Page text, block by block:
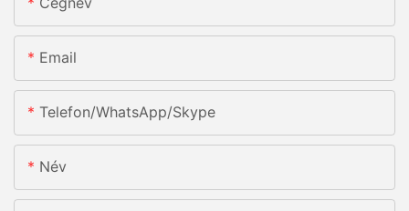
Email
Telefon/WhatsApp/Skype
Név